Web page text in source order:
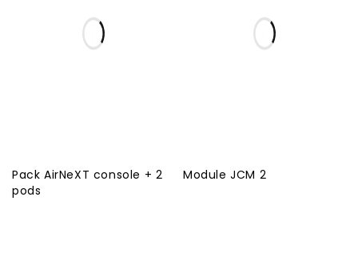
Pack AirNeXT console + 2
pods
Module JCM 2